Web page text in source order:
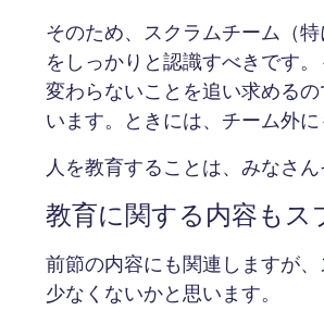
そのため、スクラムチーム（
をしっかりと認識すべきです
変わらないことを追い求める
います。ときには、チーム外
人を教育することは、みなさ
教育に関する内容も
前節の内容にも関連しますが
少なくないかと思います。